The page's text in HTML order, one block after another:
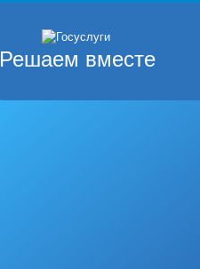
Решаем вместе